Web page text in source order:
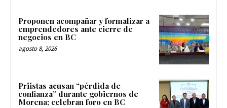
Proponen acompañar y formalizar a
emprendedores ante cierre de
negocios en BC
agosto 8, 2026
Priistas acusan “pérdida de
confianza” durante gobiernos de
Morena; celebran foro en BC